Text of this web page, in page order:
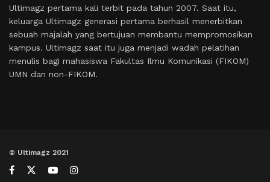
Ultimagz pertama kali terbit pada tahun 2007. Saat itu,
keluarga Ultimagz generasi pertama berhasil menerbitkan
sebuah majalah yang bertujuan membantu mempromosikan
kampus. Ultimagz saat itu juga menjadi wadah pelatihan
menulis bagi mahasiswa Fakultas Ilmu Komunikasi (FIKOM)
UMN dan non-FIKOM.
© Ultimagz 2021